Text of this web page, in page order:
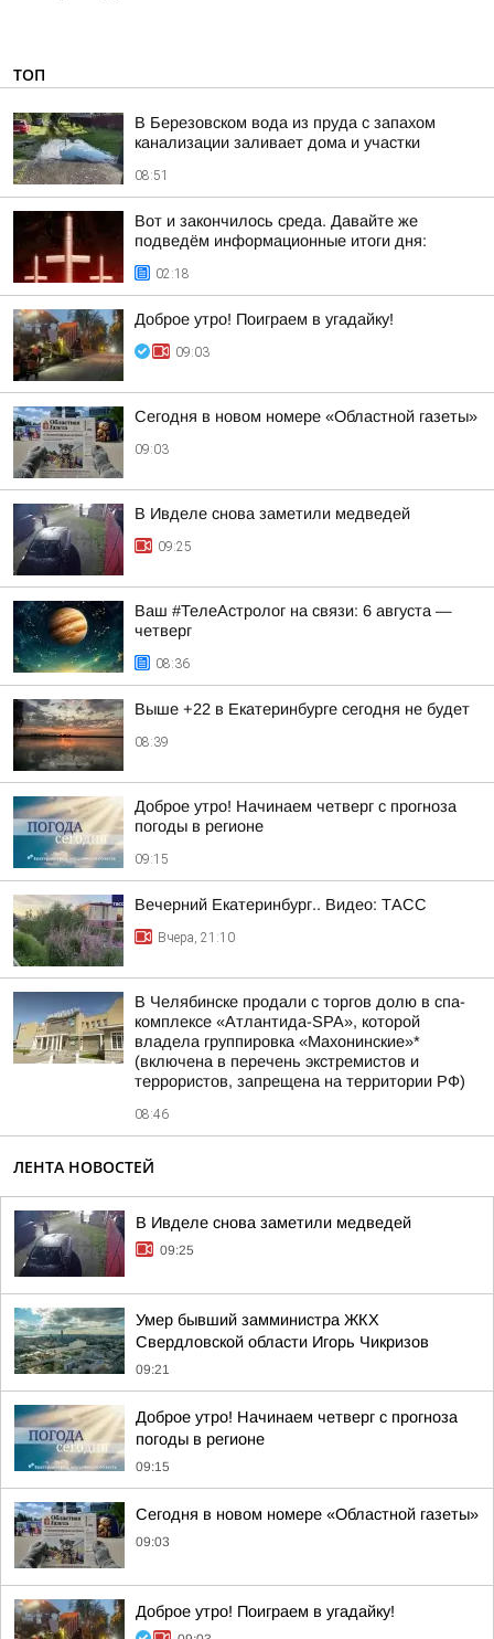
ТОП
В Березовском вода из пруда с запахом
канализации заливает дома и участки
08:51
Вот и закончилось среда. Давайте же
подведём информационные итоги дня:
02:18
Доброе утро! Поиграем в угадайку!
09:03
Сегодня в новом номере «Областной газеты»
09:03
В Ивделе снова заметили медведей
09:25
Ваш #ТелеАстролог на связи: 6 августа —
четверг
08:36
Выше +22 в Екатеринбурге сегодня не будет
08:39
Доброе утро! Начинаем четверг с прогноза
погоды в регионе
09:15
Вечерний Екатеринбург.. Видео: ТАСС
Вчера, 21:10
В Челябинске продали с торгов долю в спа-
комплексе «Атлантида-SPA», которой
владела группировка «Махонинские»*
(включена в перечень экстремистов и
террористов, запрещена на территории РФ)
08:46
ЛЕНТА НОВОСТЕЙ
В Ивделе снова заметили медведей
09:25
Умер бывший замминистра ЖКХ
Свердловской области Игорь Чикризов
09:21
Доброе утро! Начинаем четверг с прогноза
погоды в регионе
09:15
Сегодня в новом номере «Областной газеты»
09:03
Доброе утро! Поиграем в угадайку!